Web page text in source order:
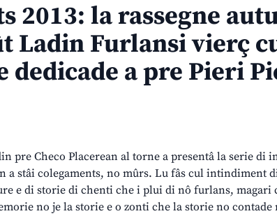
2013: la rassegne
Ladin Furlansi vierç
dedicade a pre Pieri
pre Checo Placerean al torne a presentâ la serie di
a stâi colegaments, no mûrs. Lu fâs cul intindiment
e di storie di chenti che i plui di nô furlans, magari
no je la storie e o zonti che la storie no contade